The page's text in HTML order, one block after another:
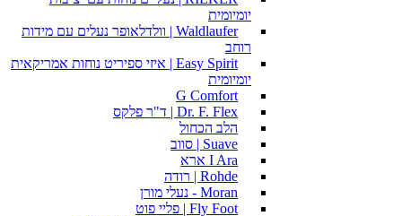
יומיומית
Waldlaufer | וולדלאופר נעלים עם מידות
רוחב
Easy Spirit | איזי ספיריט נוחות אמריקאית
יומיומית
G Comfort
Dr. F. Flex | ד"ר פלקס
הלב הכחול
Suave | סווב
I Ara ארא
Rohde | רודה
Moran - נעלי מורן
Fly Foot | פליי פוט